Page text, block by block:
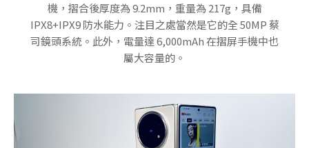
機，摺合後厚度為 9.2mm，重量為 217g，具備
IPX8+IPX9 防水能力。注目之處當然是它的全 50MP 蔡
司鏡頭系統。此外，電量達 6,000mAh 在摺屏手機中也
屬大容量的。